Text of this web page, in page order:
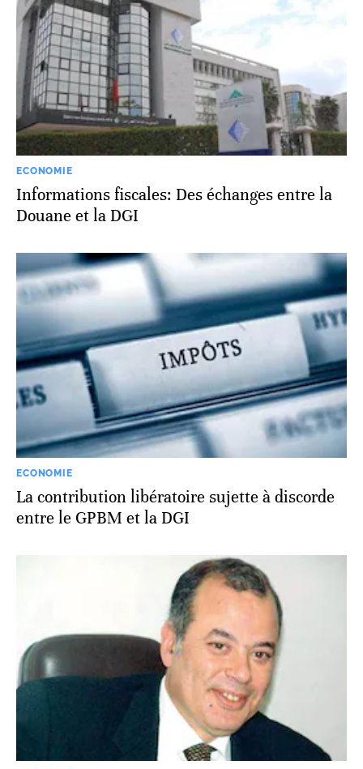
ECONOMIE
Informations fiscales: Des échanges entre la
Douane et la DGI
ECONOMIE
La contribution libératoire sujette à discorde
entre le GPBM et la DGI